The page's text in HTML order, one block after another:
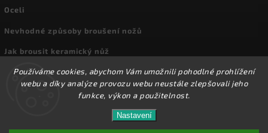
Používáme cookies, abychom Vám umožnili pohodlné prohlížení
webu a díky analýze provozu webu neustále zlepšovali jeho
funkce, výkon a použitelnost.
Nastavení
Přes 8000 nožů a dalšího příslušenství máme skladem
na prodejně! Doprava od 72,-Kč!
Oceli
Nevhodné způsoby broušení nožů
Jak brousit keramický nůž
Archiv
Kuchyňské nože. Všechna práva vyhrazena.